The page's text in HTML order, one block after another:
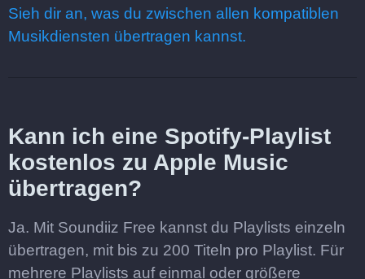
Sieh dir an, was du zwischen allen kompatiblen
Musikdiensten übertragen kannst.
Kann ich eine Spotify-Playlist
kostenlos zu Apple Music
übertragen?
Ja. Mit Soundiiz Free kannst du Playlists einzeln
übertragen, mit bis zu 200 Titeln pro Playlist. Für
mehrere Playlists auf einmal oder größere